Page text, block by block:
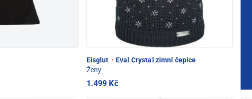
Eisglut · Eval Crystal zimní čepice
Ženy
1.499 Kč